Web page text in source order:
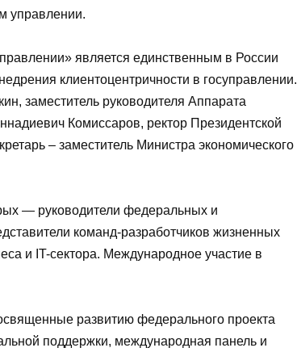
управлении.
является единственным в России
клиентоцентричности в госуправлении.
заместитель руководителя Аппарата
Комиссаров, ректор Президентской
– заместитель Министра экономического
— руководители федеральных и
команд-разработчиков жизненных
и IT-сектора. Международное участие в
развитию федерального проекта
поддержки, международная панель и